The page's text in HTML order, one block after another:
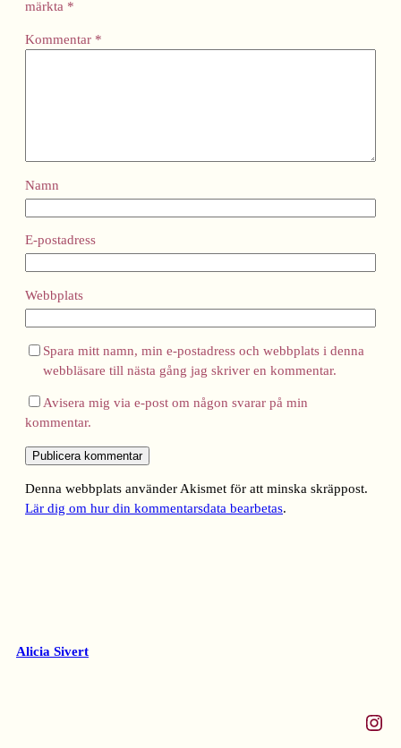
märkta *
Kommentar *
Namn
E-postadress
Webbplats
Spara mitt namn, min e-postadress och webbplats i denna
webbläsare till nästa gång jag skriver en kommentar.
Avisera mig via e-post om någon svarar på min
kommentar.
Denna webbplats använder Akismet för att minska skräppost.
Lär dig om hur din kommentarsdata bearbetas.
Alicia Sivert
Instagram